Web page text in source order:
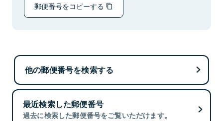
郵便番号をコピーする
他の郵便番号を検索する
最近検索した郵便番号
過去に検索した郵便番号をご覧いただけます。